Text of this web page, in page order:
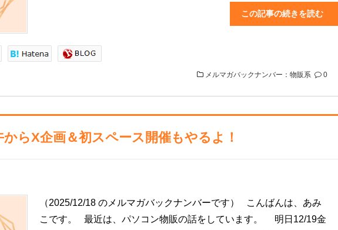
この記事の続きを読む
メルマガバックナンバー：物販系 0
からX企画＆初スペース開催もやるよ！
（2025/12/18 のメルマガバックナンバーです） こんばんは、あみ
こです。 最近は、パソコン物販の話をしています。 明日12/19金